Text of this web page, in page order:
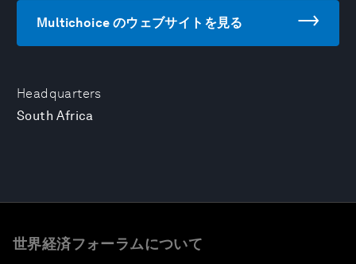
Headquarters
South Africa
Multichoice のウェブサイトを見る
世界経済フォーラムについて